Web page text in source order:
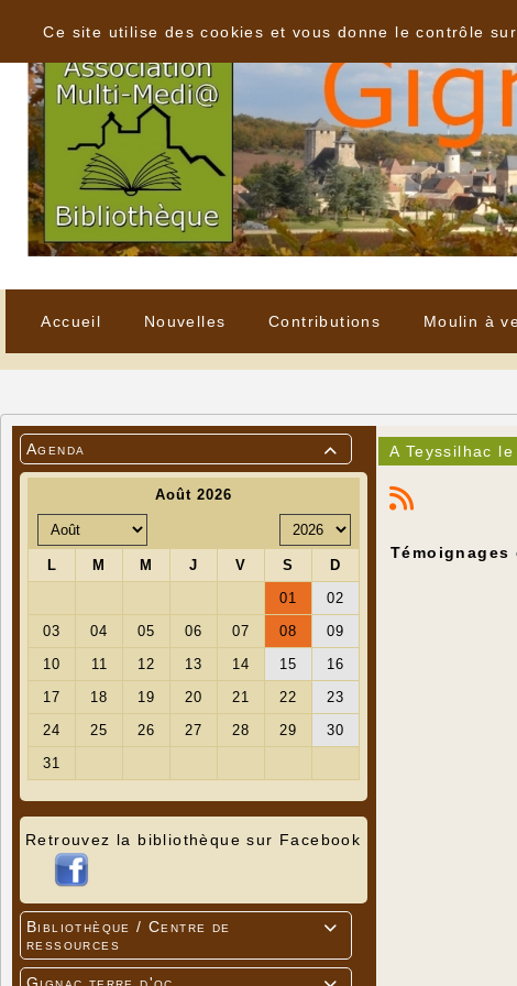
Accueil Nouvelles Contributions Moulin à

Agenda
Retrouvez la bibliothèque sur Facebook

Bibliothèque / Centre de
ressources
A Teyssilhac
Ce site utilise des cookies et vous donne le contrôle